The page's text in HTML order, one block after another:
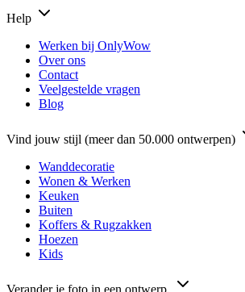
Help
Werken bij OnlyWow
Over ons
Contact
Veelgestelde vragen
Blog
Vind jouw stijl (meer dan 50.000 ontwerpen)
Wanddecoratie
Wonen & Werken
Keuken
Buiten
Koffers & Rugzakken
Hoezen
Kids
Verander je foto in een ontwerp.